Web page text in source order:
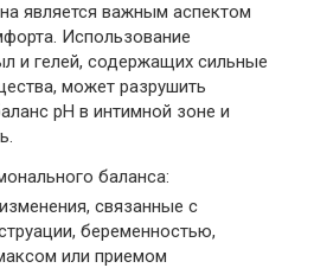
является важным аспектом
Использование
и гелей, содержащих сильные
может разрушить
pH в интимной зоне и
баланса:
связанные с
беременностью,
или приемом